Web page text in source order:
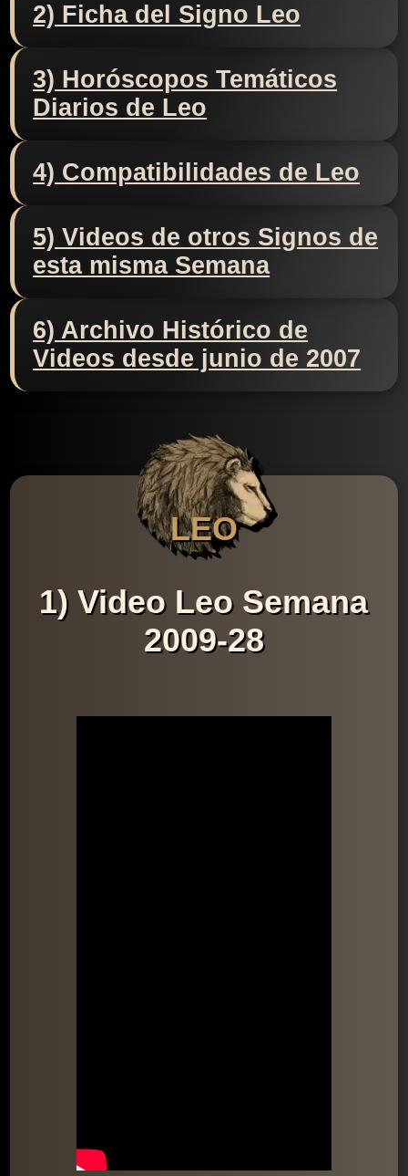
2) Ficha del Signo Leo
3) Horóscopos Temáticos
Diarios de Leo
4) Compatibilidades de Leo
5) Videos de otros Signos de
esta misma Semana
6) Archivo Histórico de
Videos desde junio de 2007
LEO
1) Video Leo Semana
2009-28